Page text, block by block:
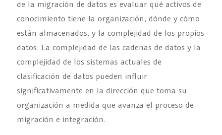
de la migración de datos es evaluar qué activos de
conocimiento tiene la organización, dónde y cómo
están almacenados, y la complejidad de los propios
datos. La complejidad de las cadenas de datos y la
complejidad de los sistemas actuales de
clasificación de datos pueden influir
significativamente en la dirección que toma su
organización a medida que avanza el proceso de
migración e integración.